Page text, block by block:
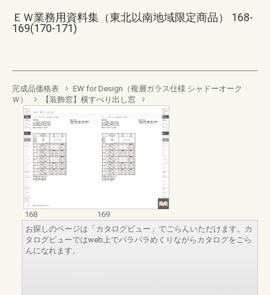
ＥＷ業務用資料集（東北以南地域限定商品） 168-
169(170-171)
完成品価格表
EW for Design（複層ガラス仕様 シャドーオーク
Ｗ）
【装飾窓】横すべり出し窓
168
169
お探しのページは「カタログビュー」でごらんいただけます。カ
タログビューではweb上でパラパラめくりながらカタログをごら
んになれます。